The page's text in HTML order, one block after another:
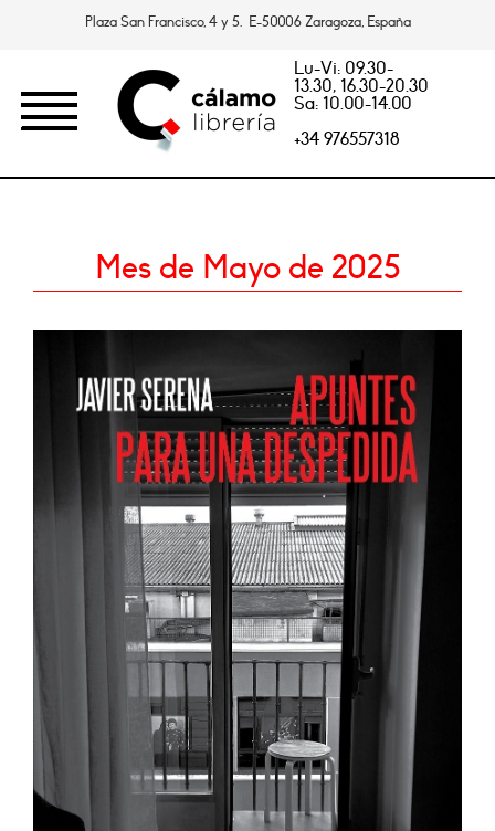
Plaza San Francisco, 4 y 5. E-50006 Zaragoza, España
Lu-Vi: 09.30-
13.30, 16.30-20.30
Sa: 10.00-14.00
+34 976557318
Mes de Mayo de 2025